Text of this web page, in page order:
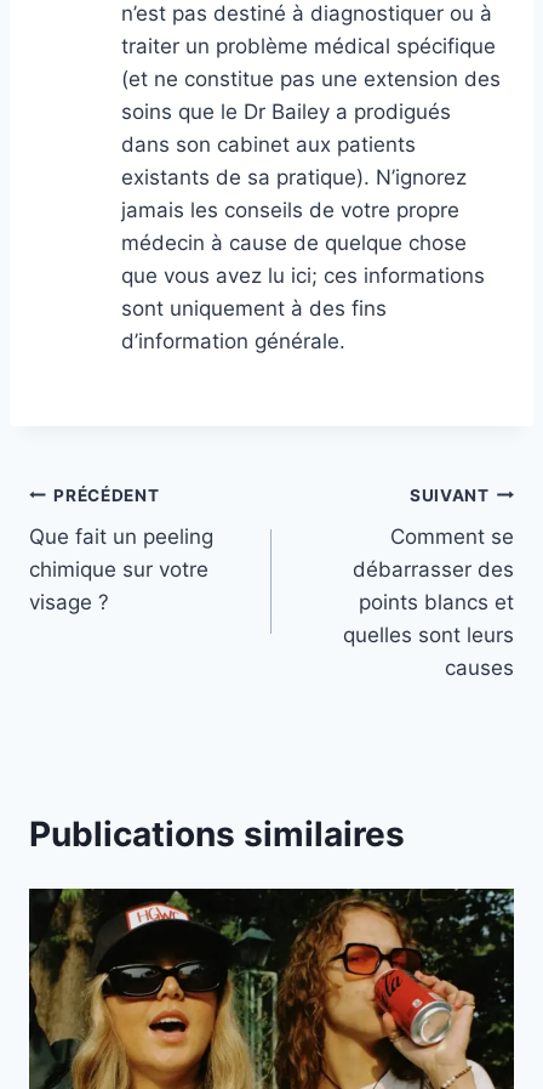
n’est pas destiné à diagnostiquer ou à
traiter un problème médical spécifique
(et ne constitue pas une extension des
soins que le Dr Bailey a prodigués
dans son cabinet aux patients
existants de sa pratique). N’ignorez
jamais les conseils de votre propre
médecin à cause de quelque chose
que vous avez lu ici; ces informations
sont uniquement à des fins
d’information générale.
Navigation
de
l’article
PRÉCÉDENT
Que fait un peeling
chimique sur votre
visage ?
SUIVANT
Comment se
débarrasser des
points blancs et
quelles sont leurs
causes
Publications similaires